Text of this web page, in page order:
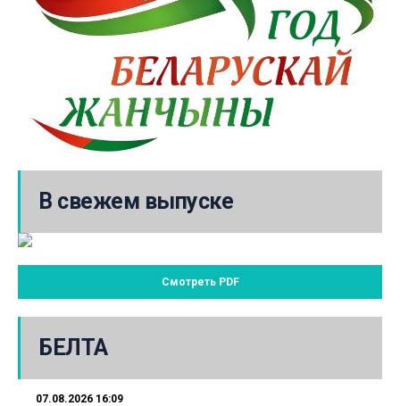
В свежем выпуске
Смотреть PDF
БЕЛТА
07.08.2026 16:09